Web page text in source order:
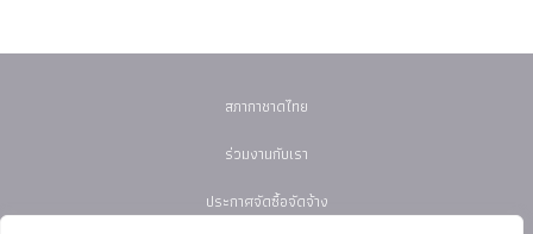
สภากาชาดไทย
ร่วมงานกับเรา
ประกาศจัดซื้อจัดจ้าง